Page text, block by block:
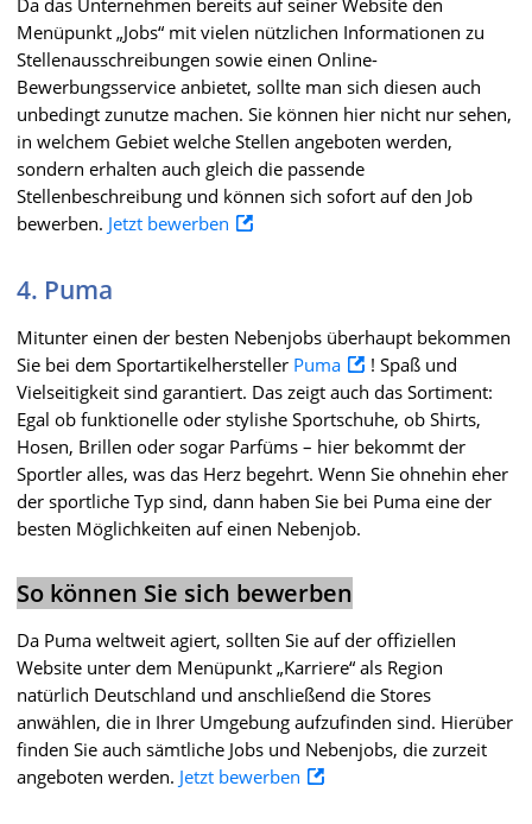
Menüpunkt „Jobs“ mit vielen nützlichen Informationen zu
Stellenausschreibungen sowie einen Online-
Bewerbungsservice anbietet, sollte man sich diesen auch
unbedingt zunutze machen. Sie können hier nicht nur sehen,
in welchem Gebiet welche Stellen angeboten werden,
sondern erhalten auch gleich die passende
Stellenbeschreibung und können sich sofort auf den Job
bewerben. Jetzt bewerben
4. Puma
Mitunter einen der besten Nebenjobs überhaupt bekommen
Sie bei dem Sportartikelhersteller Puma
! Spaß und
Vielseitigkeit sind garantiert. Das zeigt auch das Sortiment:
Egal ob funktionelle oder stylishe Sportschuhe, ob Shirts,
Hosen, Brillen oder sogar Parfüms – hier bekommt der
Sportler alles, was das Herz begehrt. Wenn Sie ohnehin eher
der sportliche Typ sind, dann haben Sie bei Puma eine der
besten Möglichkeiten auf einen Nebenjob.
So können Sie sich bewerben
Da Puma weltweit agiert, sollten Sie auf der offiziellen
Website unter dem Menüpunkt „Karriere“ als Region
natürlich Deutschland und anschließend die Stores
anwählen, die in Ihrer Umgebung aufzufinden sind. Hierüber
finden Sie auch sämtliche Jobs und Nebenjobs, die zurzeit
angeboten werden. Jetzt bewerben